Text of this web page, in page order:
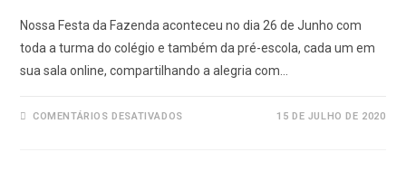
Nossa Festa da Fazenda aconteceu no dia 26 de Junho com
toda a turma do colégio e também da pré-escola, cada um em
sua sala online, compartilhando a alegria com…
COMENTÁRIOS DESATIVADOSEM
15 DE JULHO DE 2020